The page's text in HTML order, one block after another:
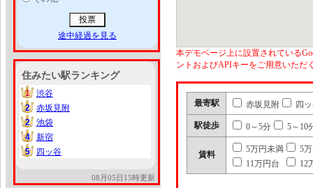
途中経過を見る
住みたい駅ランキング
1
1
渋谷
2
2
赤坂見附
2
2
池袋
4
4
新宿
5
5 四ッ谷
08月05日15時更新
本デモページ上に設置されている
ントおよびAPIキーをご用意いただ
最寄駅 赤坂見附 四
駅徒歩 0～5分 5～10
賃料
5万円未満
5
11万円台
12